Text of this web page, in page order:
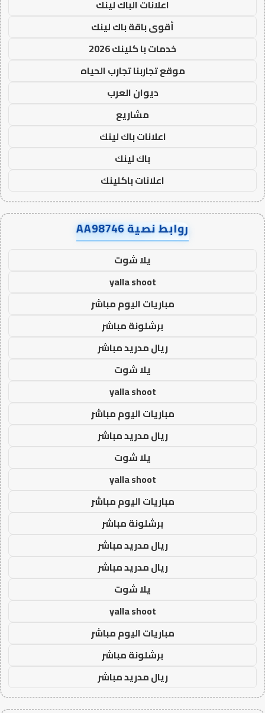
اعلانات الباك لينك
أقوى باقة باك لينك
خدمات با كلينك 2026
موقع تجاربنا تجارب الحياه
ديوان العرب
مشاريع
اعلانات باك لينك
باك لينك
اعلانات باكلينك
روابط نصية AA98746
يلا شوت
yalla shoot
مباريات اليوم مباشر
برشلونة مباشر
ريال مدريد مباشر
يلا شوت
yalla shoot
مباريات اليوم مباشر
ريال مدريد مباشر
يلا شوت
yalla shoot
مباريات اليوم مباشر
برشلونة مباشر
ريال مدريد مباشر
ريال مدريد مباشر
يلا شوت
yalla shoot
مباريات اليوم مباشر
برشلونة مباشر
ريال مدريد مباشر